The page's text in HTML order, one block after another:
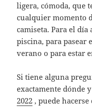
ligera, cómoda, que
cualquier momento
camiseta. Para el día
piscina, para pasear
verano o para estar
Si tiene alguna
exactamente dónde
2022 , puede